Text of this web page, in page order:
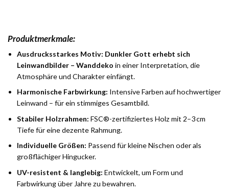
Produktmerkmale:
Ausdrucksstarkes Motiv: Dunkler Gott erhebt sich
Leinwandbilder – Wanddeko in einer Interpretation, die
Atmosphäre und Charakter einfängt.
Harmonische Farbwirkung: Intensive Farben auf hochwertiger
Leinwand – für ein stimmiges Gesamtbild.
Stabiler Holzrahmen: FSC®-zertifiziertes Holz mit 2–3 cm
Tiefe für eine dezente Rahmung.
Individuelle Größen: Passend für kleine Nischen oder als
großflächiger Hingucker.
UV-resistent & langlebig: Entwickelt, um Form und
Farbwirkung über Jahre zu bewahren.